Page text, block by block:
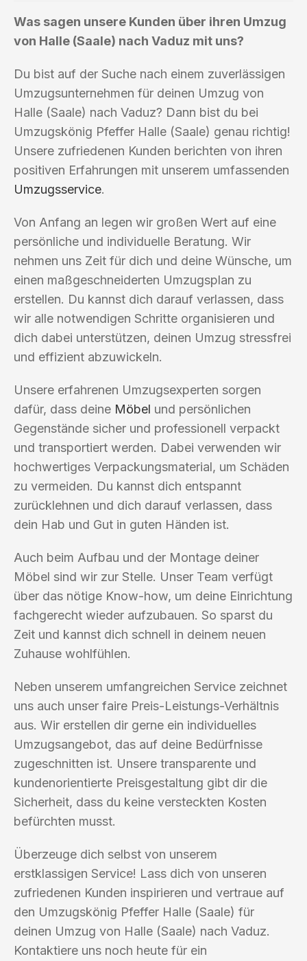
Was sagen unsere Kunden über ihren Umzug
von Halle (Saale) nach Vaduz mit uns?
Du bist auf der Suche nach einem zuverlässigen
Umzugsunternehmen für deinen Umzug von
Halle (Saale) nach Vaduz? Dann bist du bei
Umzugskönig Pfeffer Halle (Saale) genau richtig!
Unsere zufriedenen Kunden berichten von ihren
positiven Erfahrungen mit unserem umfassenden
Umzugsservice.
Von Anfang an legen wir großen Wert auf eine
persönliche und individuelle Beratung. Wir
nehmen uns Zeit für dich und deine Wünsche, um
einen maßgeschneiderten Umzugsplan zu
erstellen. Du kannst dich darauf verlassen, dass
wir alle notwendigen Schritte organisieren und
dich dabei unterstützen, deinen Umzug stressfrei
und effizient abzuwickeln.
Unsere erfahrenen Umzugsexperten sorgen
dafür, dass deine Möbel und persönlichen
Gegenstände sicher und professionell verpackt
und transportiert werden. Dabei verwenden wir
hochwertiges Verpackungsmaterial, um Schäden
zu vermeiden. Du kannst dich entspannt
zurücklehnen und dich darauf verlassen, dass
dein Hab und Gut in guten Händen ist.
Auch beim Aufbau und der Montage deiner
Möbel sind wir zur Stelle. Unser Team verfügt
über das nötige Know-how, um deine Einrichtung
fachgerecht wieder aufzubauen. So sparst du
Zeit und kannst dich schnell in deinem neuen
Zuhause wohlfühlen.
Neben unserem umfangreichen Service zeichnet
uns auch unser faire Preis-Leistungs-Verhältnis
aus. Wir erstellen dir gerne ein individuelles
Umzugsangebot, das auf deine Bedürfnisse
zugeschnitten ist. Unsere transparente und
kundenorientierte Preisgestaltung gibt dir die
Sicherheit, dass du keine versteckten Kosten
befürchten musst.
Überzeuge dich selbst von unserem
erstklassigen Service! Lass dich von unseren
zufriedenen Kunden inspirieren und vertraue auf
den Umzugskönig Pfeffer Halle (Saale) für
deinen Umzug von Halle (Saale) nach Vaduz.
Kontaktiere uns noch heute für ein